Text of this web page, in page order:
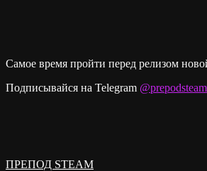
Самое время пройти перед релизом
Подписывайся на Telegram @prepodsteam
ПРЕПОД STEAM